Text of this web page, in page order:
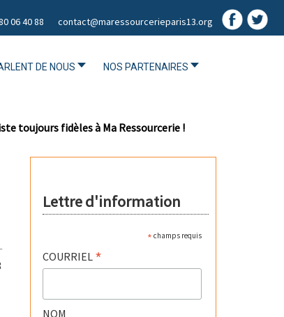
06 40 88 contact@maressourcerieparis13.org
DE NOUS NOS PARTENAIRES
toujours fidèles à Ma Ressourcerie !
Lettre d'information
* champs requis
COURRIEL *
NOM